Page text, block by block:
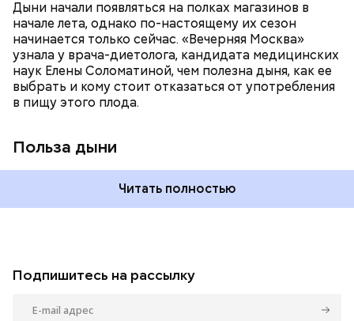
Дыни начали появляться на полках магазинов в
начале лета, однако по-настоящему их сезон
начинается только сейчас. «Вечерняя Москва»
узнала у врача-диетолога, кандидата медицинских
наук Елены Соломатиной, чем полезна дыня, как ее
выбрать и кому стоит отказаться от употребления
в пищу этого плода.
Польза дыни
систему и предотвращает скачки давления;
магний — помогает калию и не дает сосудам
спазмироваться.
Читать полностью
Подпишитесь на рассылку